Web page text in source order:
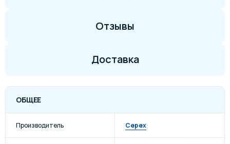
Отзывы
Доставка
ОБЩЕЕ
Производитель Cepex